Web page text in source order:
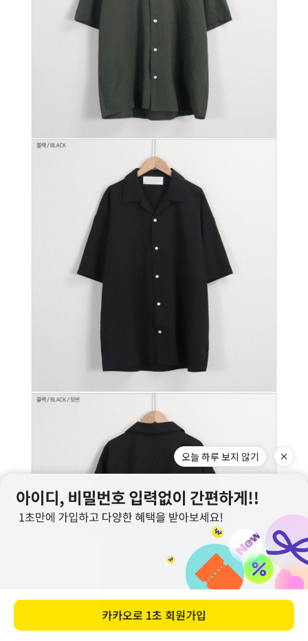
오늘 하루 보지 않기
카카오로 1초 회원가입